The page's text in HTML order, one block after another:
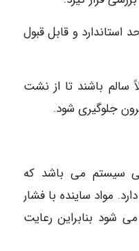
استاندارد و قابل قبول
سالم باشند تا از نشت
جلوگیری شود.
سیستم می باشد که
مواد ساینده با فشار
شود بنابراین رعایت